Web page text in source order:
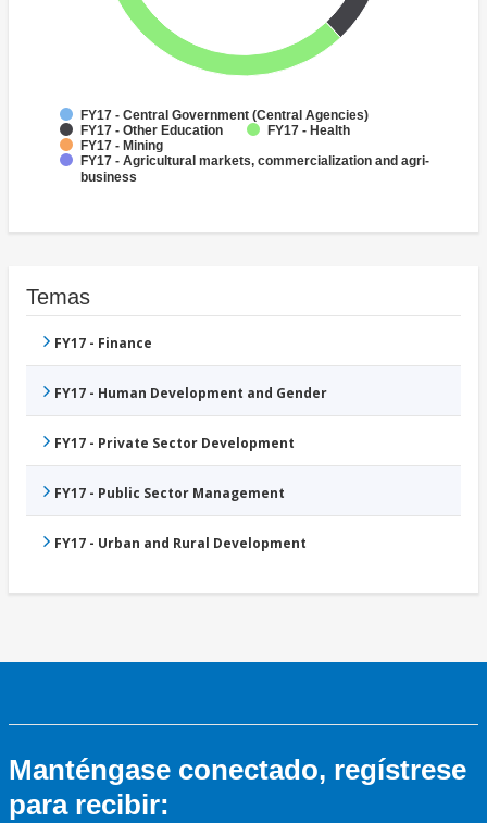
FY17 - Central Government (Central Agencies)
FY17 - Other Education
FY17 - Health
FY17 - Mining
FY17 - Agricultural markets, commercialization and agri-
business
Temas
FY17 - Finance
FY17 - Human Development and Gender
FY17 - Private Sector Development
FY17 - Public Sector Management
FY17 - Urban and Rural Development
Manténgase conectado, regístrese
para recibir: